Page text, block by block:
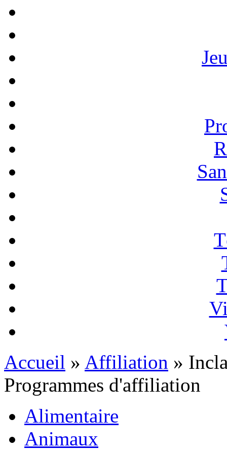
Accueil » Affiliation »
Programmes d'affiliation
Alimentaire
Animaux